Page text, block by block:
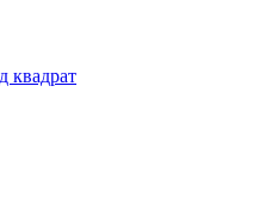
квадрат